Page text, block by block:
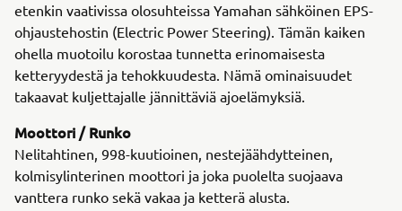
etenkin vaativissa olosuhteissa Yamahan sähköinen EPS-
ohjaustehostin (Electric Power Steering). Tämän kaiken
ohella muotoilu korostaa tunnetta erinomaisesta
ketteryydestä ja tehokkuudesta. Nämä ominaisuudet
takaavat kuljettajalle jännittäviä ajoelämyksiä.
Moottori / Runko
Nelitahtinen, 998-kuutioinen, nestejäähdytteinen,
kolmisylinterinen moottori ja joka puolelta suojaava
vanttera runko sekä vakaa ja ketterä alusta.